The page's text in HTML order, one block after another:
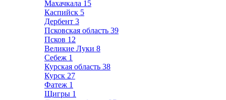
Махачкала 15
Каспийск 5
Дербент 3
Псковская область 39
Псков 12
Великие Луки 8
Себеж 1
Курская область 38
Курск 27
Фатеж 1
Щигры 1